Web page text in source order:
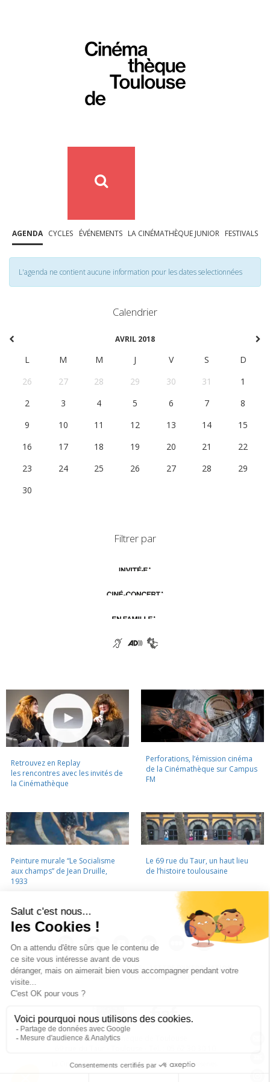
AGENDA CYCLES ÉVÉNEMENTS LA CINÉMATHÈQUE JUNIOR FESTIVALS
L'agenda ne contient aucune information pour les dates selectionnées
Calendrier
AVRIL 2018
L M M J V S
D
26
27 28 29 30 31
1
2
3 4 5 6 7
8
9
10 11 12 13 14
15
16
17 18 19 20 21
22
23
24 25 26 27 28
29
30
Filtrer par
Retrouvez en Replay
les rencontres avec les invités de
la Cinémathèque
Perforations, l’émission cinéma
de la Cinémathèque sur Campus
FM
Peinture murale “Le Socialisme
aux champs” de Jean Druille,
1933
Le 69 rue du Taur, un haut lieu
de l’histoire toulousaine
LA CINÉMATHÈQUE · CONTACTS · LETTRE D'INFORMATION ·
PARTENAIRES · MENTIONS LÉGALES
La Cinémathèque de Toulouse
La Cinémathèque de Toulouse © 2015. Tous droits réservés.